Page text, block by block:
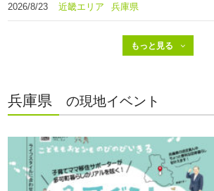
2026/8/23 近畿エリア 兵庫県
兵庫県 の現地イベント